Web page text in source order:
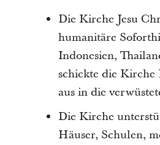
Die Kirche Jesu
humanitäre
Indonesien,
schickte die Kirche
aus in die
Die Kirche
Häuser, Schulen,